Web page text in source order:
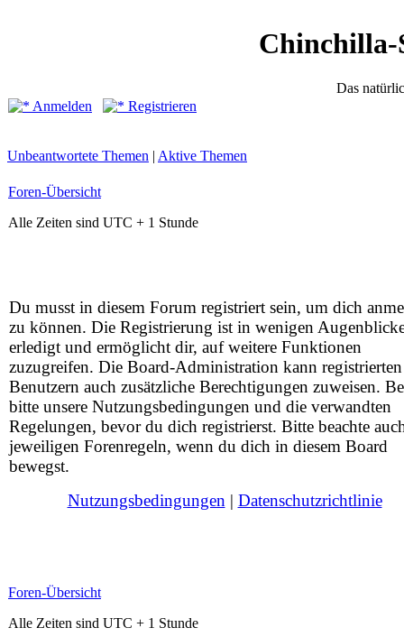
Chinchilla-
Das
Anmelden
Registrieren
Unbeantwortete Themen | Aktive Themen
Foren-Übersicht
Alle Zeiten sind UTC + 1 Stunde
Du musst in diesem Forum registriert sein, um dich
zu können. Die Registrierung ist in wenigen
erledigt und ermöglicht dir, auf weitere Funktionen
zuzugreifen. Die Board-Administration kann registrierten
Benutzern auch zusätzliche Berechtigungen zuweisen.
bitte unsere Nutzungsbedingungen und die verwandten
Regelungen, bevor du dich registrierst. Bitte beachte
jeweiligen Forenregeln, wenn du dich in diesem Board
bewegst.
Nutzungsbedingungen | Datenschutzrichtlinie
Foren-Übersicht
Alle Zeiten sind UTC + 1 Stunde